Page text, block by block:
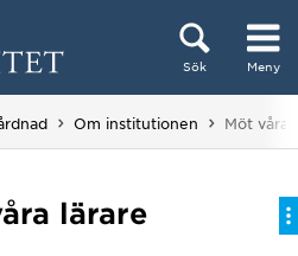
Sök Meny
Om institutionen Du är här:
Möt våra
lärare